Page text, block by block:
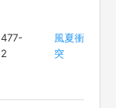
477-
2
風夏衝
突